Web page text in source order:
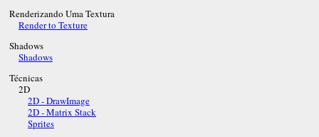
Renderizando Uma Textura
Render to Texture
Shadows
Shadows
Técnicas
2D
2D - DrawImage
2D - Matrix Stack
Sprites